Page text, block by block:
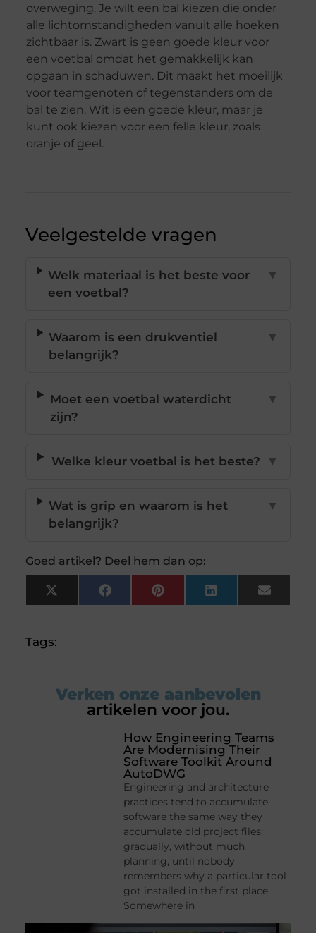
overweging. Je wilt een bal kiezen die onder
alle lichtomstandigheden vanuit alle hoeken
zichtbaar is. Zwart is geen goede kleur voor
een voetbal omdat het gemakkelijk kan
opgaan in schaduwen. Dit maakt het moeilijk
voor teamgenoten of tegenstanders om de
bal te zien. Wit is een goede kleur, maar je
kunt ook kiezen voor een felle kleur, zoals
oranje of geel.
Veelgestelde vragen
Welk materiaal is het beste voor
een voetbal?
▼
Waarom is een drukventiel
belangrijk?
▼
Moet een voetbal waterdicht
zijn?
▼
Welke kleur voetbal is het beste? ▼
Wat is grip en waarom is het
belangrijk?
▼
Goed artikel? Deel hem dan op:
X
(Twitter)
FacebookPinterestLinkedInEmail
Tags:
Verken onze aanbevolen
artikelen voor jou.
How Engineering Teams
Are Modernising Their
Software Toolkit Around
AutoDWG
Engineering and architecture
practices tend to accumulate
software the same way they
accumulate old project files:
gradually, without much
planning, until nobody
remembers why a particular tool
got installed in the first place.
Somewhere in